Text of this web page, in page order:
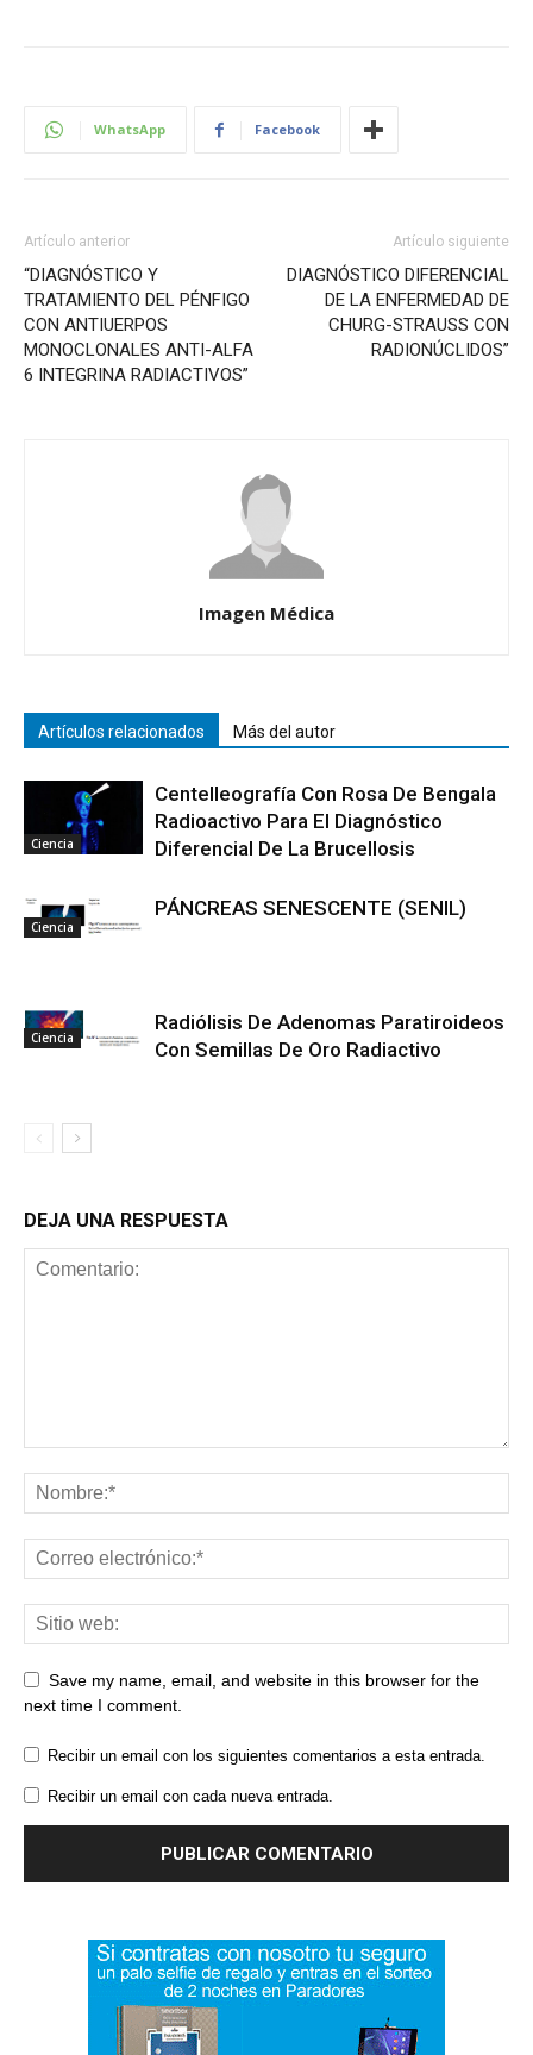
WhatsApp Facebook
Artículo anterior
“DIAGNÓSTICO Y
TRATAMIENTO DEL PÉNFIGO
CON ANTIUERPOS
MONOCLONALES ANTI-ALFA
6 INTEGRINA RADIACTIVOS”
Artículo siguiente
DIAGNÓSTICO DIFERENCIAL
DE LA ENFERMEDAD DE
CHURG-STRAUSS CON
RADIONÚCLIDOS”
Imagen Médica
Artículos relacionados Más del autor
Ciencia
Centelleografía Con Rosa De Bengala
Radioactivo Para El Diagnóstico
Diferencial De La Brucellosis
Ciencia
PÁNCREAS SENESCENTE (SENIL)
Ciencia
Radiólisis De Adenomas Paratiroideos
Con Semillas De Oro Radiactivo
DEJA UNA RESPUESTA
Save my name, email, and website in this browser for the
next time I comment.
Recibir un email con los siguientes comentarios a esta entrada.
Recibir un email con cada nueva entrada.